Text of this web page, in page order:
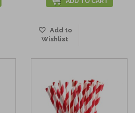
Add to
Wishlist